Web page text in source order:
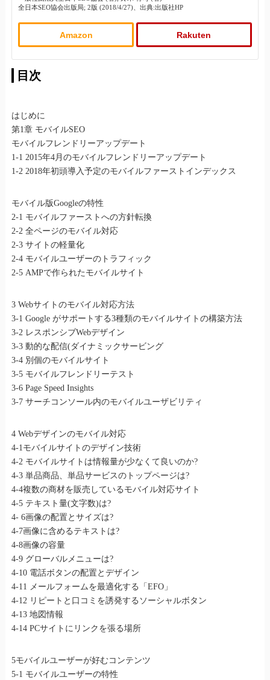
全日本SEO協会出版局; 2版 (2018/4/27)、出典:出版社HP
Amazon Rakuten
目次
はじめに
第1章 モバイルSEO
モバイルフレンドリーアップデート
1-1 2015年4月のモバイルフレンドリーアップデート
1-2 2018年初頭導入予定のモバイルファーストインデックス
モバイル版Googleの特性
2-1 モバイルファーストへの方針転換
2-2 全ページのモバイル対応
2-3 サイトの軽量化
2-4 モバイルユーザーのトラフィック
2-5 AMPで作られたモバイルサイト
3 Webサイトのモバイル対応方法
3-1 Google がサポートする3種類のモバイルサイトの構築方法
3-2 レスポンシブWebデザイン
3-3 動的な配信(ダイナミックサービング
3-4 別個のモバイルサイト
3-5 モバイルフレンドリーテスト
3-6 Page Speed Insights
3-7 サーチコンソール内のモバイルユーザビリティ
4 Webデザインのモバイル対応
4-1モバイルサイトのデザイン技術
4-2 モバイルサイトは情報量が少なくて良いのか?
4-3 単品商品、単品サービスのトップページは?
4-4複数の商材を販売しているモバイル対応サイト
4-5 テキスト量(文字数)は?
4- 6画像の配置とサイズは?
4-7画像に含めるテキストは?
4-8画像の容量
4-9 グローバルメニューは?
4-10 電話ボタンの配置とデザイン
4-11 メールフォームを最適化する「EFO」
4-12 リピートと口コミを誘発するソーシャルボタン
4-13 地図情報
4-14 PCサイトにリンクを張る場所
5モバイルユーザーが好むコンテンツ
5-1 モバイルユーザーの特性